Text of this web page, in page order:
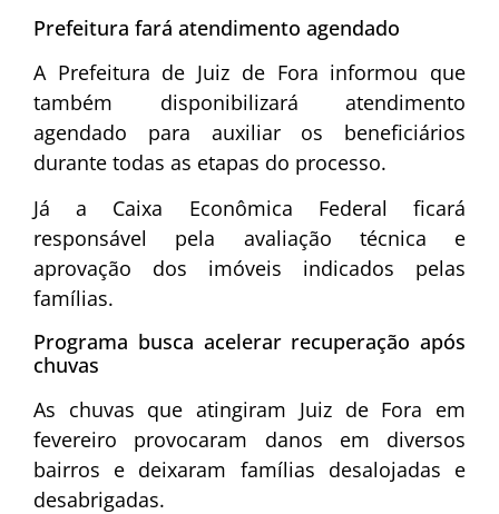
Prefeitura fará atendimento agendado
A Prefeitura de Juiz de Fora informou que
também disponibilizará atendimento
agendado para auxiliar os beneficiários
durante todas as etapas do processo.
Já a Caixa Econômica Federal ficará
responsável pela avaliação técnica e
aprovação dos imóveis indicados pelas
famílias.
Programa busca acelerar recuperação após
chuvas
As chuvas que atingiram Juiz de Fora em
fevereiro provocaram danos em diversos
bairros e deixaram famílias desalojadas e
desabrigadas.